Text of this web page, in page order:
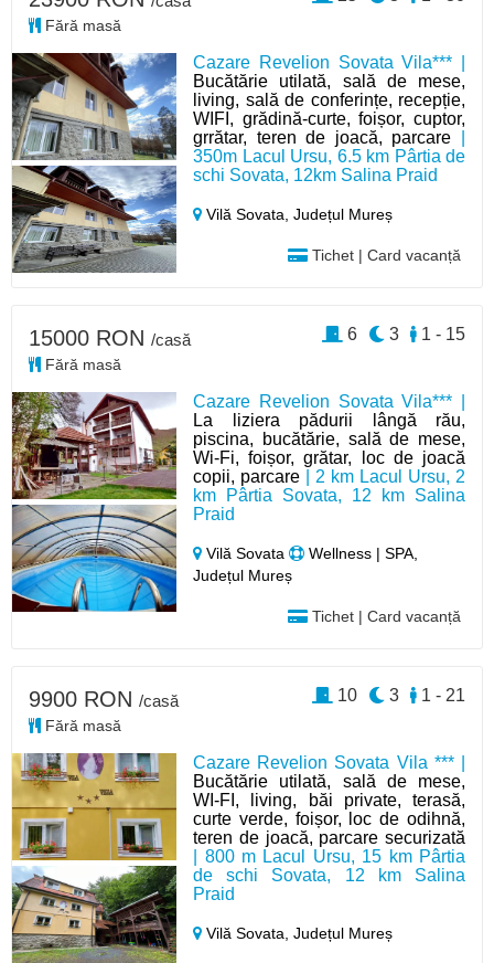
Cazare Revelion Sovata Vila*** |
Bucătărie utilată, sală de mese,
living, sală de conferințe, recepție,
WIFI, grădină-curte, foișor, cuptor,
grrătar, teren de joacă, parcare
350m Lacul Ursu, 6.5 km Pârtia de
schi Sovata, 12km Salina Praid
Vilă Sovata,Județul Mureș
Tichet | Card vacanță
Fără masă
Cazare Revelion Sovata Vila*** |
La liziera pădurii lângă rău,
piscina, bucătărie, sală de mese,
Wi-Fi, foișor, grătar, loc de joacă
copii, parcare | 2 km Lacul Ursu, 2
km Pârtia Sovata, 12 km Salina
Praid
Vilă Sovata
Wellness | SPA,
Județul Mureș
Tichet | Card vacanță
15000 RON /casă
Fără masă
1 - 15
3
6
Cazare Revelion Sovata Vila *** |
Bucătărie utilată, sală de mese,
WI-FI, living, băi private, terasă,
curte verde, foișor, loc de odihnă,
teren de joacă, parcare securizată
| 800 m Lacul Ursu, 15 km Pârtia
de schi Sovata, 12 km Salina
Praid
Vilă Sovata,Județul Mureș
9900 RON /casă
Fără masă
1 - 21
3
10